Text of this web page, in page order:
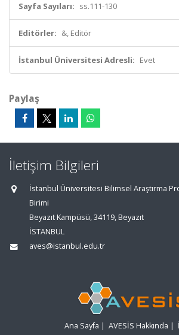
Sayfa Sayıları: ss.111-130
Editörler: &, Editör
İstanbul Üniversitesi Adresli: Evet
Paylaş
İletişim Bilgileri
İstanbul Üniversitesi Bilimsel Araştırma
Birimi
Beyazıt Kampüsü, 34119, Beyazıt
İSTANBUL
aves@istanbul.edu.tr
Ana Sayfa | AVESİS Hakkında |